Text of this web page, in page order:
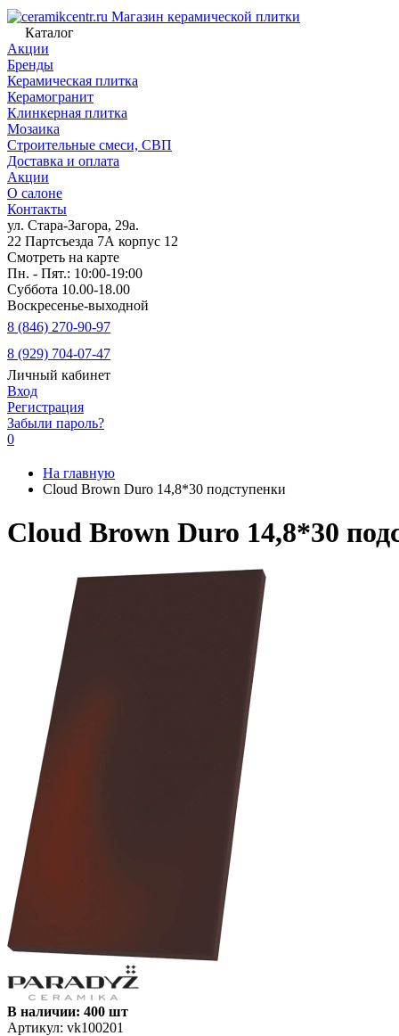
Магазин керамической плитки
Каталог
Акции
Бренды
Керамическая плитка
Керамогранит
Клинкерная плитка
Мозаика
Строительные смеси, СВП
Доставка и оплата
Акции
О салоне
Контакты
ул. Стара-Загора, 29а.
22 Партсъезда 7А корпус 12
Смотреть на карте
Пн. - Пят.: 10:00-19:00
Суббота 10.00-18.00
Воскресенье-выходной
8 (846) 270-90-97
8 (929) 704-07-47
Личный кабинет
Вход
Регистрация
Забыли пароль?
0
На главную
Cloud Brown Duro 14,8*30 подступенки
Cloud Brown Duro 14,8*30
В наличии: 400 шт
Артикул: vk100201